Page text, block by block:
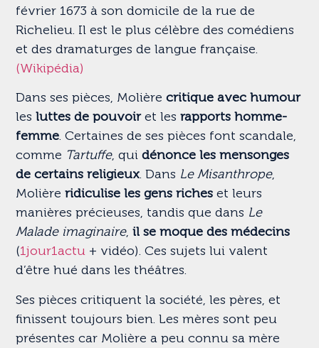
février 1673 à son domicile de la rue de
Richelieu. Il est le plus célèbre des comédiens
et des dramaturges de langue française.
(Wikipédia)
Dans ses pièces, Molièrecritique avec humour
lesluttes de pouvoiret lesrapports homme-
femme. Certaines de ses pièces font scandale,
comme Tartuffe, quidénonce les mensonges
de certains religieux. Dans Le Misanthrope,
Molièreridiculise les gens riches et leurs
manières précieuses, tandis que dans Le
Malade imaginaire,il se moque des médecins
(1jour1actu + vidéo). Ces sujets lui valent
d’être hué dans les théâtres.
Ses pièces critiquent la société, les pères, et
finissent toujours bien. Les mères sont peu
présentes car Molière a peu connu sa mère